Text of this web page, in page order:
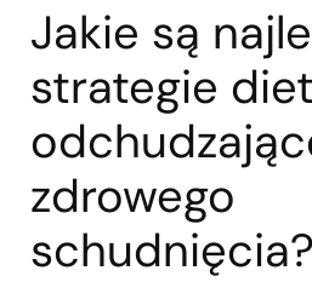
Jakie są
strategie
zdrowego
schudnięcia?